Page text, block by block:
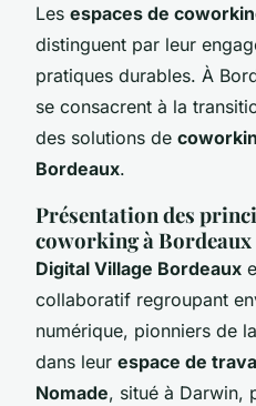
Les espaces de
distinguent par leur
pratiques durables. À
se consacrent à la
des solutions de
Bordeaux.
Présentation des
coworking à Bordeaux
Digital Village Bordeaux
collaboratif regroupant
numérique, pionniers de
dans leur espace de
Nomade, situé à Darwin,